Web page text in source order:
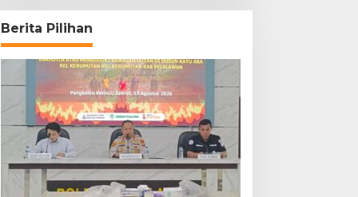
Berita Pilihan